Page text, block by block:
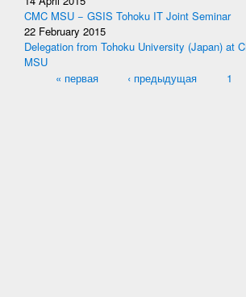
CMC MSU − GSIS Tohoku IT Joint Seminar
22 February 2015
Delegation from Tohoku University (Japan) at
MSU
Pages« первая ‹ предыдущая 1